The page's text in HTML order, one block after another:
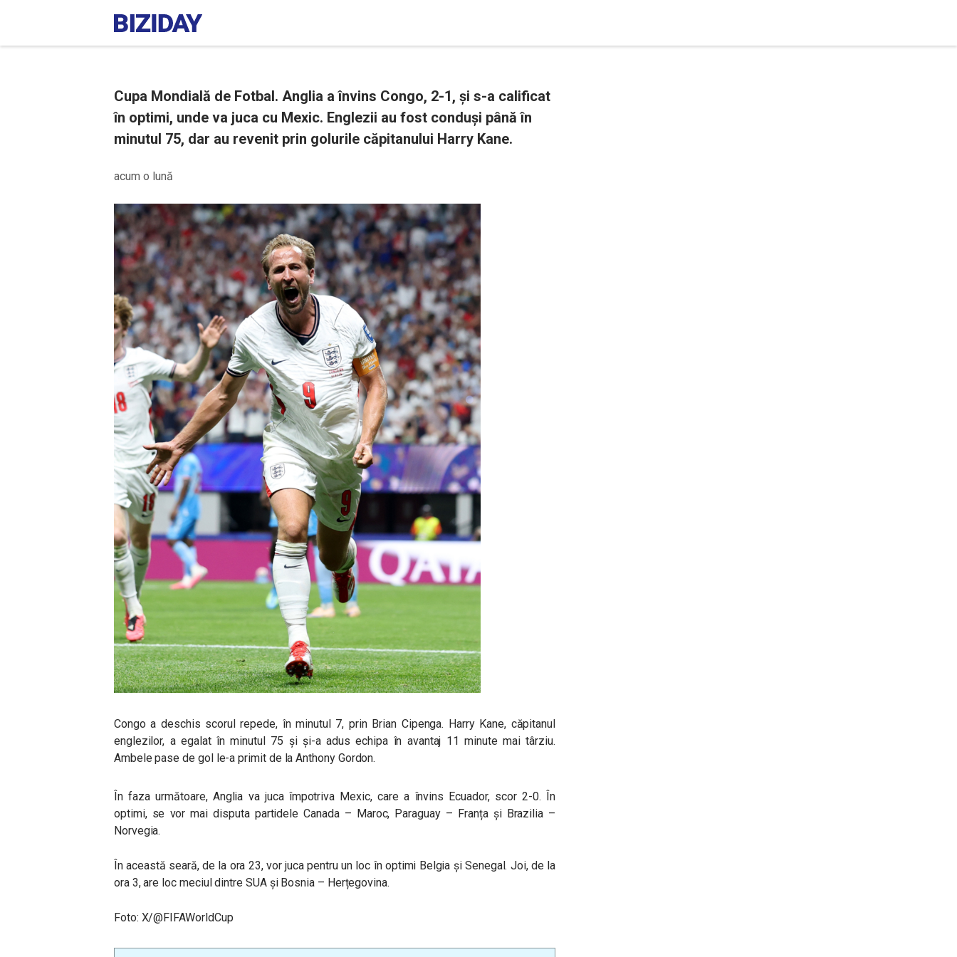
Cupa Mondială de Fotbal. Anglia a învins Congo, 2-1, și s-a calificat
în optimi, unde va juca cu Mexic. Englezii au fost conduși până în
minutul 75, dar au revenit prin golurile căpitanului Harry Kane.
acum o lună
Congo a deschis scorul repede, în minutul 7, prin Brian Cipenga. Harry Kane, căpitanul
englezilor, a egalat în minutul 75 și și-a adus echipa în avantaj 11 minute mai târziu.
Ambele pase de gol le-a primit de la Anthony Gordon.
În faza următoare, Anglia va juca împotriva Mexic, care a învins Ecuador, scor 2-0. În
optimi, se vor mai disputa partidele Canada – Maroc, Paraguay – Franța și Brazilia –
Norvegia.
În această seară, de la ora 23, vor juca pentru un loc în optimi Belgia și Senegal. Joi, de la
ora 3, are loc meciul dintre SUA și Bosnia – Herțegovina.
Foto: X/@FIFAWorldCup